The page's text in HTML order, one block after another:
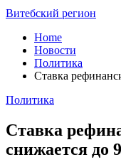
Витебский регион
Home
Новости
Политика
Ставка
Политика
Ставка
снижается до